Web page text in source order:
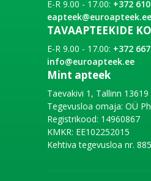
E-R 9.00 - 17.00: +372
eapteek@euroapteek.ee
TAVAAPTEEKIDE
E-R 9.00 - 17.00: +372
info@euroapteek.ee
Mint apteek
Taevakivi 1, Tallinn 13619
Tegevusloa omaja: OÜ
Registrikood: 14960867
KMKR: EE102252015
Kehtiva tegevusloa nr. 885